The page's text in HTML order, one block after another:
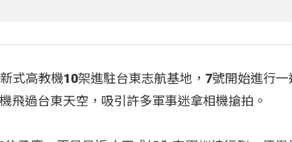
式高教機10架進駐台東志航基地，7號開始進行一
飛過台東天空，吸引許多軍事迷拿相機搶拍。